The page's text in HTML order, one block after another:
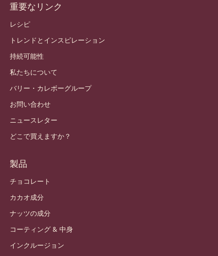
Footer
Callebaut
重要なリンク
レシピ
トレンドとインスピレーション
持続可能性
私たちについて
バリー・カレボーグループ
お問い合わせ
ニュースレター
どこで買えますか？
製品
チョコレート
カカオ成分
ナッツの成分
コーティング & 中身
インクルージョン